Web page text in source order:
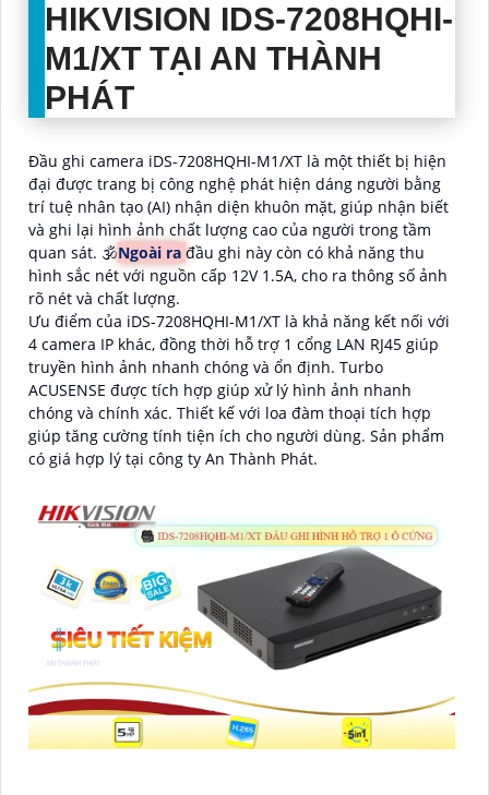
HIKVISION IDS-7208HQHI-
M1/XT TẠI AN THÀNH
PHÁT
Đầu ghi camera iDS-7208HQHI-M1/XT là một thiết bị hiện
đại được trang bị công nghệ phát hiện dáng người bằng
trí tuệ nhân tạo (AI) nhận diện khuôn mặt, giúp nhận biết
và ghi lại hình ảnh chất lượng cao của người trong tầm
quan sát. 🕉️Ngoài ra đầu ghi này còn có khả năng thu
hình sắc nét với nguồn cấp 12V 1.5A, cho ra thông số ảnh
rõ nét và chất lượng.
Ưu điểm của iDS-7208HQHI-M1/XT là khả năng kết nối với
4 camera IP khác, đồng thời hỗ trợ 1 cổng LAN RJ45 giúp
truyền hình ảnh nhanh chóng và ổn định. Turbo
ACUSENSE được tích hợp giúp xử lý hình ảnh nhanh
chóng và chính xác. Thiết kế với loa đàm thoại tích hợp
giúp tăng cường tính tiện ích cho người dùng. Sản phẩm
có giá hợp lý tại công ty An Thành Phát.